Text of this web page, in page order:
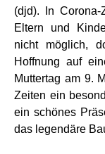
(djd). In Corona-
Eltern und
nicht möglich,
Hoffnung auf
Muttertag am 9.
Zeiten ein
ein schönes
das legendäre